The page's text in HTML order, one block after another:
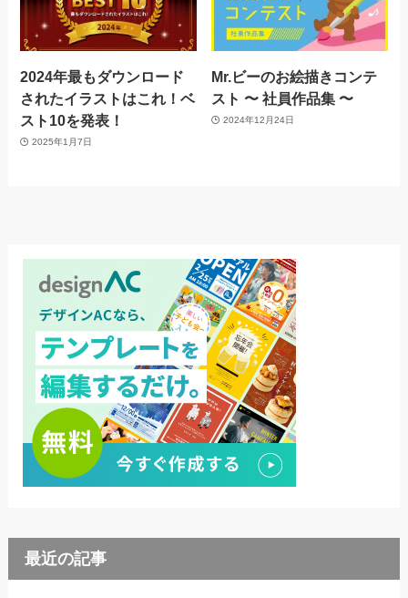
2024年最もダウンロード
されたイラストはこれ！ベ
スト10を発表！
2025年1月7日
Mr.ビーのお絵描きコンテ
スト 〜 社員作品集 〜
2024年12月24日
最近の記事